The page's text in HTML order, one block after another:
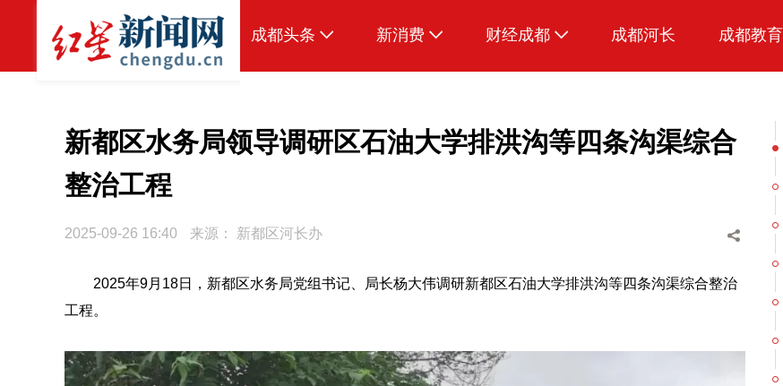
成都头条
本地
传真机
新消费 财经成都 成都河长 成都教育
新都区水务局领导调研区石油大学排洪沟等四条沟渠综合
整治工程
2025-09-26 16:40 来源： 新都区河长办
2025年9月18日，新都区水务局党组书记、局长杨大伟调研新都区石油大学排洪沟等四条沟渠综合整治
工程。